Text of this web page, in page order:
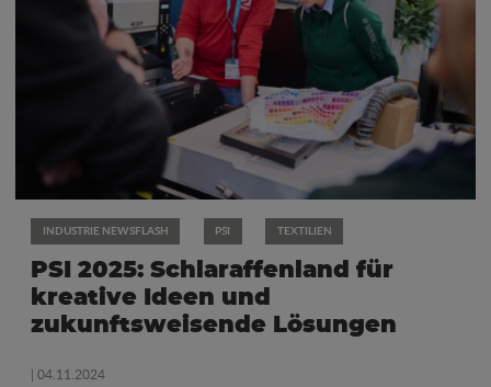
INDUSTRIE NEWSFLASH PSI TEXTILIEN
PSI 2025: Schlaraffenland für
kreative Ideen und
zukunftsweisende Lösungen
| 04.11.2024